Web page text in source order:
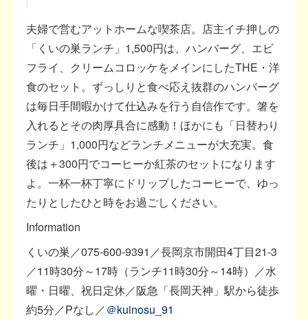
夫婦で営むアットホームな喫茶店。店主イチ押しの
「くいの巣ランチ」1,500円は、ハンバーグ、エビ
フライ、クリームコロッケをメインにしたTHE・洋
食のセット。ずっしりと食べ応え抜群のハンバーグ
は毎日手間暇かけて仕込みを行う自信作です。箸を
入れるとその肉厚具合に感動！ほかにも「日替わり
ランチ」1,000円などランチメニューが大充実。食
後は＋300円でコーヒーか紅茶のセットになります
よ。一杯一杯丁寧にドリップしたコーヒーで、ゆっ
たりとしたひと時をお過ごしください。
Information
くいの巣／075-600-9391／長岡京市開田4丁目21-3
／11時30分～17時（ランチ11時30分～14時）／水
曜・日曜、祝日定休／阪急「長岡天神」駅から徒歩
約5分／Pなし／＠kuinosu_91